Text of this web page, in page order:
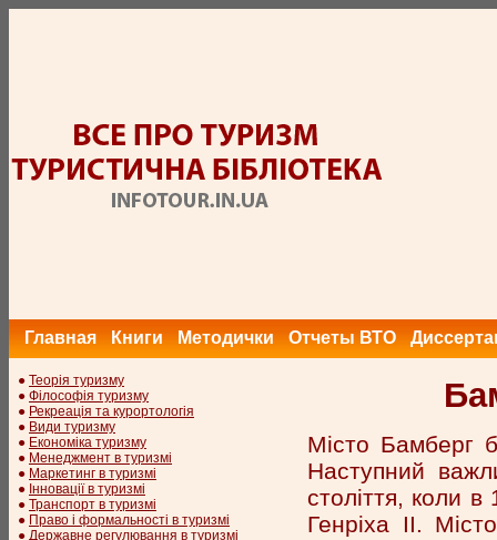
Главная Книги Методички Отчеты ВТО
● Теорія туризму
● Філософія туризму
● Рекреація та курортологія
● Види туризму
● Економіка туризму
● Менеджмент в туризмі
● Маркетинг в туризмі
● Інновації в туризмі
● Транспорт в туризмі
● Право і формальності в туризмі
● Державне регулювання в туризмі
Місто Бамберг
Наступний
століття, коли
Генріха II.